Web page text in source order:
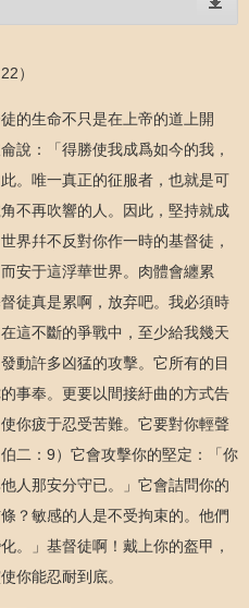
）
的生命不只是在上帝的道上開
說：「得勝使我成爲如今的我，
。唯一真正的征服者，也就是可
不再吹響的人。因此，堅持就成
界幷不反對你作一時的基督徒，
安于這浮華世界。肉體會纏累
徒真是累啊，放弃吧。我必須時
這不斷的爭戰中，至少給我幾天
動許多凶猛的攻擊。它所有的目
事奉。更要以間接紆曲的方式告
你疲于忍受苦難。它要對你輕聲
二：9）它會攻擊你的堅定：「你
人那安分守已。」它會詰問你的
？敏感的人是不受拘束的。他們
。」基督徒啊！戴上你的盔甲，
你能忍耐到底。